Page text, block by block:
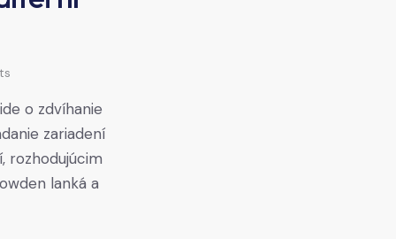
o zdvíhanie
zariadení
rozhodujúcim
lanká a